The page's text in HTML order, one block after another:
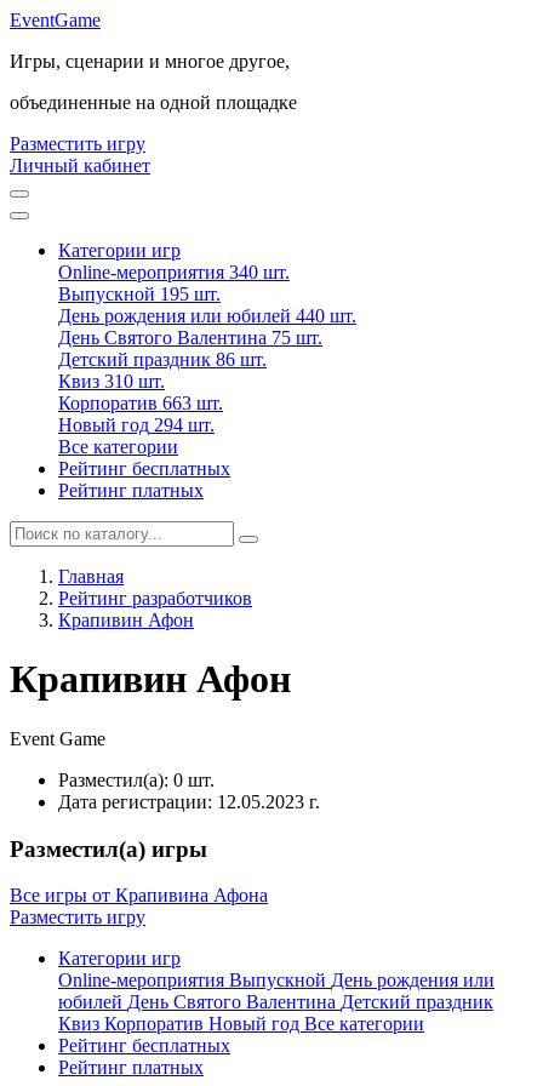
EventGame
Игры, сценарии и многое другое,
объединенные на одной площадке
Разместить игру
Личный кабинет
Категории игр
Online-мероприятия 340 шт.
Выпускной 195 шт.
День рождения или юбилей 440 шт.
День Святого Валентина 75 шт.
Детский праздник 86 шт.
Квиз 310 шт.
Корпоратив 663 шт.
Новый год 294 шт.
Все категории
Рейтинг бесплатных
Рейтинг платных
Главная
Рейтинг разработчиков
Крапивин Афон
Крапивин Афон
Event Game
Разместил(а): 0 шт.
Дата регистрации: 12.05.2023 г.
Разместил(а) игры
Все игры от Крапивина Афона
Разместить игру
Категории игр
Online-мероприятия Выпускной День рождения или
юбилей День Святого Валентина Детский праздник
Квиз Корпоратив Новый год Все категории
Рейтинг бесплатных
Рейтинг платных